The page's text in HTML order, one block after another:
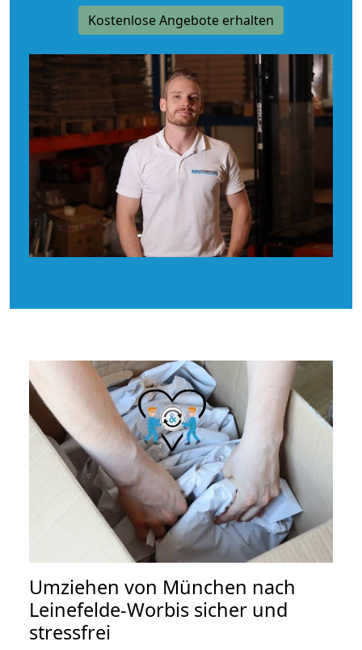
Kostenlose Angebote erhalten
Umziehen von München nach
Leinefelde-Worbis sicher und
stressfrei